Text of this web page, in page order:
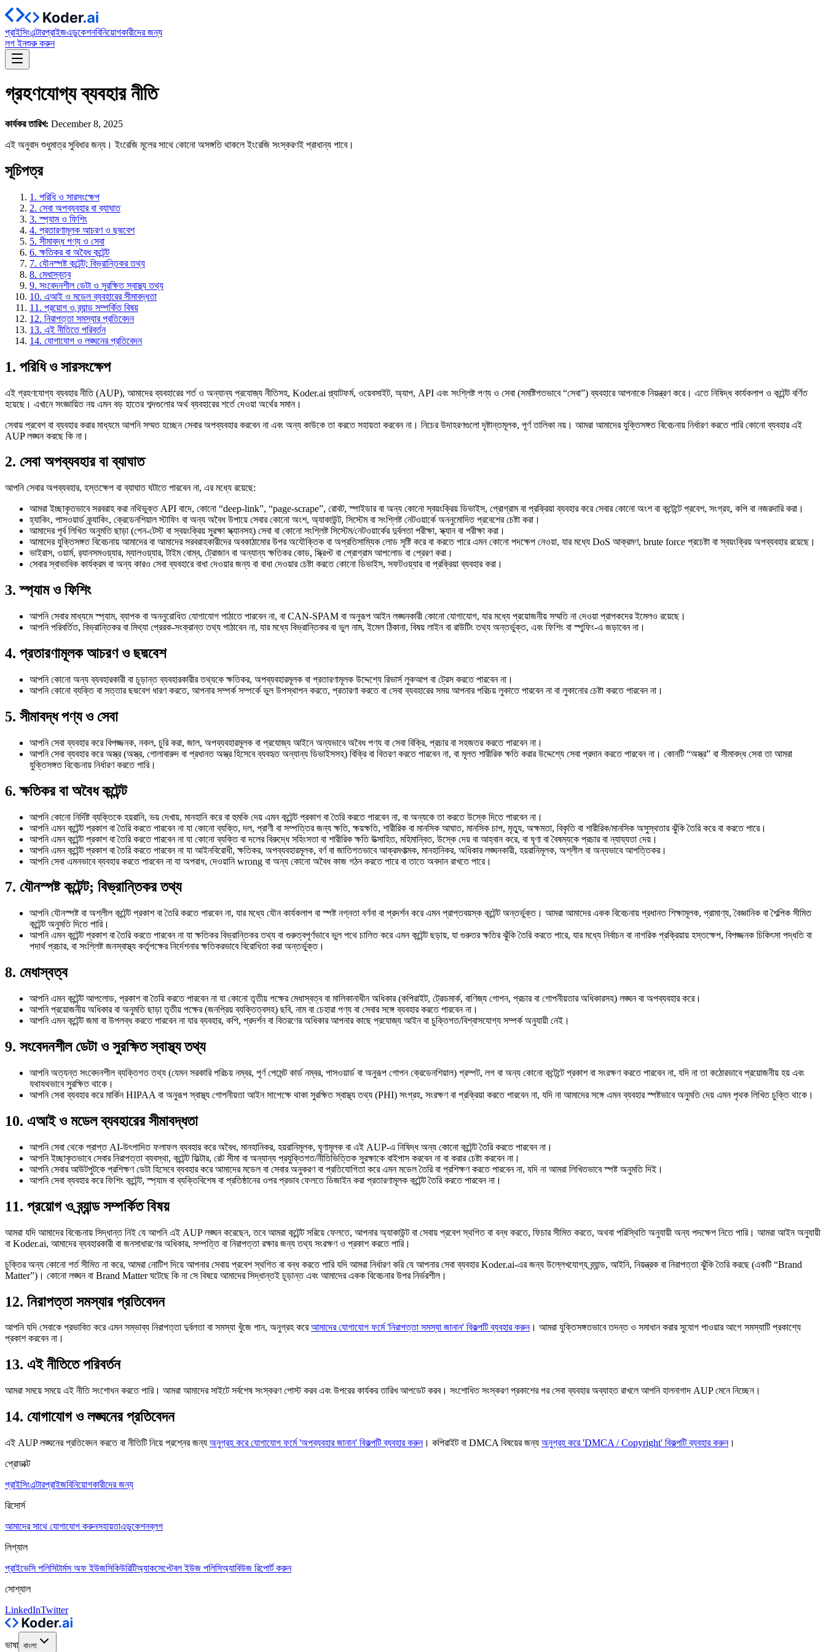
প্রাইসিংএন্টারপ্রাইজএডুকেশনবিনিয়োগকারীদের জন্য
লগ ইনশুরু করুন
গ্রহণযোগ্য ব্যবহার নীতি
কার্যকর তারিখ: December 8, 2025
এই অনুবাদ শুধুমাত্র সুবিধার জন্য। ইংরেজি মূলের সাথে কোনো অসঙ্গতি থাকলে ইংরেজি সংস্করণই প্রাধান্য পাবে।
সূচিপত্র
1. পরিধি ও সারসংক্ষেপ
2. সেবা অপব্যবহার বা ব্যাঘাত
3. স্প্যাম ও ফিশিং
4. প্রতারণামূলক আচরণ ও ছদ্মবেশ
5. সীমাবদ্ধ পণ্য ও সেবা
6. ক্ষতিকর বা অবৈধ কন্টেন্ট
7. যৌনস্পষ্ট কন্টেন্ট; বিভ্রান্তিকর তথ্য
8. মেধাস্বত্ব
9. সংবেদনশীল ডেটা ও সুরক্ষিত স্বাস্থ্য তথ্য
10. এআই ও মডেল ব্যবহারের সীমাবদ্ধতা
11. প্রয়োগ ও ব্র্যান্ড সম্পর্কিত বিষয়
12. নিরাপত্তা সমস্যার প্রতিবেদন
13. এই নীতিতে পরিবর্তন
14. যোগাযোগ ও লঙ্ঘনের প্রতিবেদন
1. পরিধি ও সারসংক্ষেপ
এই গ্রহণযোগ্য ব্যবহার নীতি (AUP), আমাদের ব্যবহারের শর্ত ও অন্যান্য প্রযোজ্য নীতিসহ, Koder.ai প্ল্যাটফর্ম, ওয়েবসাইট, অ্যাপ, API এবং সংশ্লিষ্ট পণ্য ও সেবা (সমষ্টিগতভাবে “সেবা”) ব্যবহারে আপনাকে নিয়ন্ত্রণ করে। এতে নিষিদ্ধ কার্যকলাপ ও কন্টেন্ট বর্ণিত
হয়েছে। এখানে সংজ্ঞায়িত নয় এমন বড় হাতের শব্দগুলোর অর্থ ব্যবহারের শর্তে দেওয়া অর্থের সমান।
সেবায় প্রবেশ বা ব্যবহার করার মাধ্যমে আপনি সম্মত হচ্ছেন সেবার অপব্যবহার করবেন না এবং অন্য কাউকে তা করতে সহায়তা করবেন না। নিচের উদাহরণগুলো দৃষ্টান্তমূলক, পূর্ণ তালিকা নয়। আমরা আমাদের যুক্তিসঙ্গত বিবেচনায় নির্ধারণ করতে পারি কোনো ব্যবহার এই
AUP লঙ্ঘন করছে কি না।
2. সেবা অপব্যবহার বা ব্যাঘাত
আপনি সেবার অপব্যবহার, হস্তক্ষেপ বা ব্যাঘাত ঘটাতে পারবেন না, এর মধ্যে রয়েছে:
আমরা ইচ্ছাকৃতভাবে সরবরাহ করা নথিভুক্ত API বাদে, কোনো “deep-link”, “page-scrape”, রোবট, স্পাইডার বা অন্য কোনো স্বয়ংক্রিয় ডিভাইস, প্রোগ্রাম বা প্রক্রিয়া ব্যবহার করে সেবার কোনো অংশ বা কন্টেন্টে প্রবেশ, সংগ্রহ, কপি বা নজরদারি করা।
হ্যাকিং, পাসওয়ার্ড ক্র্যাকিং, ক্রেডেনশিয়াল স্টাফিং বা অন্য অবৈধ উপায়ে সেবার কোনো অংশ, অ্যাকাউন্ট, সিস্টেম বা সংশ্লিষ্ট নেটওয়ার্কে অননুমোদিত প্রবেশের চেষ্টা করা।
আমাদের পূর্ব লিখিত অনুমতি ছাড়া (পেন-টেস্ট বা স্বয়ংক্রিয় সুরক্ষা স্ক্যানসহ) সেবা বা কোনো সংশ্লিষ্ট সিস্টেম/নেটওয়ার্কের দুর্বলতা পরীক্ষা, স্ক্যান বা পরীক্ষা করা।
আমাদের যুক্তিসঙ্গত বিবেচনায় আমাদের বা আমাদের সরবরাহকারীদের অবকাঠামোর উপর অযৌক্তিক বা অপ্রতিসাম্যিক লোড সৃষ্টি করে বা করতে পারে এমন কোনো পদক্ষেপ নেওয়া, যার মধ্যে DoS আক্রমণ, brute force প্রচেষ্টা বা স্বয়ংক্রিয় অপব্যবহার রয়েছে।
ভাইরাস, ওয়ার্ম, র‍্যানসমওয়্যার, ম্যালওয়্যার, টাইম বোম্ব, ট্রোজান বা অন্যান্য ক্ষতিকর কোড, স্ক্রিপ্ট বা প্রোগ্রাম আপলোড বা প্রেরণ করা।
সেবার স্বাভাবিক কার্যক্রম বা অন্য কারও সেবা ব্যবহারে বাধা দেওয়ার জন্য বা বাধা দেওয়ার চেষ্টা করতে কোনো ডিভাইস, সফটওয়্যার বা প্রক্রিয়া ব্যবহার করা।
3. স্প্যাম ও ফিশিং
আপনি সেবার মাধ্যমে স্প্যাম, ব্যাপক বা অননুরোধিত যোগাযোগ পাঠাতে পারবেন না, বা CAN-SPAM বা অনুরূপ আইন লঙ্ঘনকারী কোনো যোগাযোগ, যার মধ্যে প্রয়োজনীয় সম্মতি না দেওয়া প্রাপকদের ইমেলও রয়েছে।
আপনি পরিবর্তিত, বিভ্রান্তিকর বা মিথ্যা প্রেরক-সংক্রান্ত তথ্য পাঠাবেন না, যার মধ্যে বিভ্রান্তিকর বা ভুল নাম, ইমেল ঠিকানা, বিষয় লাইন বা রাউটিং তথ্য অন্তর্ভুক্ত, এবং ফিশিং বা স্পুফিং-এ জড়াবেন না।
4. প্রতারণামূলক আচরণ ও ছদ্মবেশ
আপনি কোনো অন্য ব্যবহারকারী বা চূড়ান্ত ব্যবহারকারীর তথ্যকে ক্ষতিকর, অপব্যবহারমূলক বা প্রতারণামূলক উদ্দেশ্যে রিভার্স লুকআপ বা ট্রেস করতে পারবেন না।
আপনি কোনো ব্যক্তি বা সত্তার ছদ্মবেশ ধারণ করতে, আপনার সম্পর্ক সম্পর্কে ভুল উপস্থাপন করতে, প্রতারণা করতে বা সেবা ব্যবহারের সময় আপনার পরিচয় লুকাতে পারবেন না বা লুকানোর চেষ্টা করতে পারবেন না।
5. সীমাবদ্ধ পণ্য ও সেবা
আপনি সেবা ব্যবহার করে বিপজ্জনক, নকল, চুরি করা, জাল, অপব্যবহারমূলক বা প্রযোজ্য আইনে অন্যভাবে অবৈধ পণ্য বা সেবা বিক্রি, প্রচার বা সহজতর করতে পারবেন না।
আপনি সেবা ব্যবহার করে অস্ত্র (অস্ত্র, গোলাবারুদ বা প্রধানত অস্ত্র হিসেবে ব্যবহৃত অন্যান্য ডিভাইসসহ) বিক্রি বা বিতরণ করতে পারবেন না, বা মূলত শারীরিক ক্ষতি করার উদ্দেশ্যে সেবা প্রদান করতে পারবেন না। কোনটি “অস্ত্র” বা সীমাবদ্ধ সেবা তা আমরা
যুক্তিসঙ্গত বিবেচনায় নির্ধারণ করতে পারি।
6. ক্ষতিকর বা অবৈধ কন্টেন্ট
আপনি কোনো নির্দিষ্ট ব্যক্তিকে হয়রানি, ভয় দেখায়, মানহানি করে বা হুমকি দেয় এমন কন্টেন্ট প্রকাশ বা তৈরি করতে পারবেন না, বা অন্যকে তা করতে উস্কে দিতে পারবেন না।
আপনি এমন কন্টেন্ট প্রকাশ বা তৈরি করতে পারবেন না যা কোনো ব্যক্তি, দল, প্রাণী বা সম্পত্তির জন্য ক্ষতি, ক্ষয়ক্ষতি, শারীরিক বা মানসিক আঘাত, মানসিক চাপ, মৃত্যু, অক্ষমতা, বিকৃতি বা শারীরিক/মানসিক অসুস্থতার ঝুঁকি তৈরি করে বা করতে পারে।
আপনি এমন কন্টেন্ট প্রকাশ বা তৈরি করতে পারবেন না যা কোনো ব্যক্তি বা দলের বিরুদ্ধে সহিংসতা বা শারীরিক ক্ষতি উত্সাহিত, মহিমান্বিত, উস্কে দেয় বা আহ্বান করে, বা ঘৃণা বা বৈষম্যকে প্রচার বা ন্যায্যতা দেয়।
আপনি এমন কন্টেন্ট প্রকাশ বা তৈরি করতে পারবেন না যা আইনবিরোধী, ক্ষতিকর, অপব্যবহারমূলক, বর্ণ বা জাতিগতভাবে আক্রমণাত্মক, মানহানিকর, অধিকার লঙ্ঘনকারী, হয়রানিমূলক, অশ্লীল বা অন্যভাবে আপত্তিকর।
আপনি সেবা এমনভাবে ব্যবহার করতে পারবেন না যা অপরাধ, দেওয়ানি wrong বা অন্য কোনো অবৈধ কাজ গঠন করতে পারে বা তাতে অবদান রাখতে পারে।
7. যৌনস্পষ্ট কন্টেন্ট; বিভ্রান্তিকর তথ্য
আপনি যৌনস্পষ্ট বা অশ্লীল কন্টেন্ট প্রকাশ বা তৈরি করতে পারবেন না, যার মধ্যে যৌন কার্যকলাপ বা স্পষ্ট নগ্নতা বর্ণনা বা প্রদর্শন করে এমন প্রাপ্তবয়স্ক কন্টেন্ট অন্তর্ভুক্ত। আমরা আমাদের একক বিবেচনায় প্রধানত শিক্ষামূলক, প্রামাণ্য, বৈজ্ঞানিক বা শৈল্পিক সীমিত
কন্টেন্ট অনুমতি দিতে পারি।
আপনি এমন কন্টেন্ট প্রকাশ বা তৈরি করতে পারবেন না যা ক্ষতিকর বিভ্রান্তিকর তথ্য বা গুরুত্বপূর্ণভাবে ভুল পথে চালিত করে এমন কন্টেন্ট ছড়ায়, যা গুরুতর ক্ষতির ঝুঁকি তৈরি করতে পারে, যার মধ্যে নির্বাচন বা নাগরিক প্রক্রিয়ায় হস্তক্ষেপ, বিপজ্জনক চিকিৎসা পদ্ধতি বা
পদার্থ প্রচার, বা সংশ্লিষ্ট জনস্বাস্থ্য কর্তৃপক্ষের নির্দেশনার ক্ষতিকরভাবে বিরোধিতা করা অন্তর্ভুক্ত।
8. মেধাস্বত্ব
আপনি এমন কন্টেন্ট আপলোড, প্রকাশ বা তৈরি করতে পারবেন না যা কোনো তৃতীয় পক্ষের মেধাস্বত্ব বা মালিকানাধীন অধিকার (কপিরাইট, ট্রেডমার্ক, বাণিজ্য গোপন, প্রচার বা গোপনীয়তার অধিকারসহ) লঙ্ঘন বা অপব্যবহার করে।
আপনি প্রয়োজনীয় অধিকার বা অনুমতি ছাড়া তৃতীয় পক্ষের (জনপ্রিয় ব্যক্তিত্বসহ) ছবি, নাম বা চেহারা পণ্য বা সেবার সঙ্গে ব্যবহার করতে পারবেন না।
আপনি এমন কন্টেন্ট জমা বা উপলব্ধ করতে পারবেন না যার ব্যবহার, কপি, প্রদর্শন বা বিতরণের অধিকার আপনার কাছে প্রযোজ্য আইন বা চুক্তিগত/বিশ্বাসযোগ্য সম্পর্ক অনুযায়ী নেই।
9. সংবেদনশীল ডেটা ও সুরক্ষিত স্বাস্থ্য তথ্য
আপনি অত্যন্ত সংবেদনশীল ব্যক্তিগত তথ্য (যেমন সরকারি পরিচয় নম্বর, পূর্ণ পেমেন্ট কার্ড নম্বর, পাসওয়ার্ড বা অনুরূপ গোপন ক্রেডেনশিয়াল) প্রম্পট, লগ বা অন্য কোনো কন্টেন্টে প্রকাশ বা সংরক্ষণ করতে পারবেন না, যদি না তা কঠোরভাবে প্রয়োজনীয় হয় এবং
যথাযথভাবে সুরক্ষিত থাকে।
আপনি সেবা ব্যবহার করে মার্কিন HIPAA বা অনুরূপ স্বাস্থ্য গোপনীয়তা আইন সাপেক্ষে থাকা সুরক্ষিত স্বাস্থ্য তথ্য (PHI) সংগ্রহ, সংরক্ষণ বা প্রক্রিয়া করতে পারবেন না, যদি না আমাদের সঙ্গে এমন ব্যবহার স্পষ্টভাবে অনুমতি দেয় এমন পৃথক লিখিত চুক্তি থাকে।
10. এআই ও মডেল ব্যবহারের সীমাবদ্ধতা
আপনি সেবা থেকে প্রাপ্ত AI-উৎপাদিত ফলাফল ব্যবহার করে অবৈধ, মানহানিকর, হয়রানিমূলক, ঘৃণামূলক বা এই AUP-এ নিষিদ্ধ অন্য কোনো কন্টেন্ট তৈরি করতে পারবেন না।
আপনি ইচ্ছাকৃতভাবে সেবার নিরাপত্তা ব্যবস্থা, কন্টেন্ট ফিল্টার, রেট সীমা বা অন্যান্য প্রযুক্তিগত/নীতিভিত্তিক সুরক্ষাকে বাইপাস করবেন না বা করার চেষ্টা করবেন না।
আপনি সেবার আউটপুটকে প্রশিক্ষণ ডেটা হিসেবে ব্যবহার করে আমাদের মডেল বা সেবার অনুকরণ বা প্রতিযোগিতা করে এমন মডেল তৈরি বা প্রশিক্ষণ করতে পারবেন না, যদি না আমরা লিখিতভাবে স্পষ্ট অনুমতি দিই।
আপনি সেবা ব্যবহার করে ফিশিং কন্টেন্ট, স্প্যাম বা ব্যক্তিবিশেষ বা প্রতিষ্ঠানের ওপর প্রভাব ফেলতে ডিজাইন করা প্রতারণামূলক কন্টেন্ট তৈরি করতে পারবেন না।
11. প্রয়োগ ও ব্র্যান্ড সম্পর্কিত বিষয়
আমরা যদি আমাদের বিবেচনায় সিদ্ধান্ত নিই যে আপনি এই AUP লঙ্ঘন করেছেন, তবে আমরা কন্টেন্ট সরিয়ে ফেলতে, আপনার অ্যাকাউন্ট বা সেবায় প্রবেশ স্থগিত বা বন্ধ করতে, ফিচার সীমিত করতে, অথবা পরিস্থিতি অনুযায়ী অন্য পদক্ষেপ নিতে পারি। আমরা আইন অনুযায়ী
বা Koder.ai, আমাদের ব্যবহারকারী বা জনসাধারণের অধিকার, সম্পত্তি বা নিরাপত্তা রক্ষার জন্য তথ্য সংরক্ষণ ও প্রকাশ করতে পারি।
চুক্তির অন্য কোনো শর্ত সীমিত না করে, আমরা নোটিশ দিয়ে আপনার সেবায় প্রবেশ স্থগিত বা বন্ধ করতে পারি যদি আমরা নির্ধারণ করি যে আপনার সেবা ব্যবহার Koder.ai-এর জন্য উল্লেখযোগ্য ব্র্যান্ড, আইনি, নিয়ন্ত্রক বা নিরাপত্তা ঝুঁকি তৈরি করছে (একটি “Brand
Matter”)। কোনো লঙ্ঘন বা Brand Matter ঘটেছে কি না সে বিষয়ে আমাদের সিদ্ধান্তই চূড়ান্ত এবং আমাদের একক বিবেচনার উপর নির্ভরশীল।
12. নিরাপত্তা সমস্যার প্রতিবেদন
আপনি যদি সেবাকে প্রভাবিত করে এমন সম্ভাব্য নিরাপত্তা দুর্বলতা বা সমস্যা খুঁজে পান, অনুগ্রহ করেআমাদের যোগাযোগ ফর্মে 'নিরাপত্তা সমস্যা জানান' বিকল্পটি ব্যবহার করুন। আমরা যুক্তিসঙ্গতভাবে তদন্ত ও সমাধান করার সুযোগ পাওয়ার আগে সমস্যাটি প্রকাশ্যে
প্রকাশ করবেন না।
13. এই নীতিতে পরিবর্তন
আমরা সময়ে সময়ে এই নীতি সংশোধন করতে পারি। আমরা আমাদের সাইটে সর্বশেষ সংস্করণ পোস্ট করব এবং উপরের কার্যকর তারিখ আপডেট করব। সংশোধিত সংস্করণ প্রকাশের পর সেবা ব্যবহার অব্যাহত রাখলে আপনি হালনাগাদ AUP মেনে নিচ্ছেন।
14. যোগাযোগ ও লঙ্ঘনের প্রতিবেদন
এই AUP লঙ্ঘনের প্রতিবেদন করতে বা নীতিটি নিয়ে প্রশ্নের জন্য অনুগ্রহ করে যোগাযোগ ফর্মে 'অপব্যবহার জানান' বিকল্পটি ব্যবহার করুন। কপিরাইট বা DMCA বিষয়ের জন্য অনুগ্রহ করে 'DMCA / Copyright' বিকল্পটি ব্যবহার করুন।
প্রোডাক্ট
প্রাইসিংএন্টারপ্রাইজবিনিয়োগকারীদের জন্য
রিসোর্স
আমাদের সাথে যোগাযোগ করুনসহায়তাএডুকেশনব্লগ
লিগ্যাল
প্রাইভেসি পলিসিটার্মস অফ ইউজসিকিউরিটিঅ্যাকসেপ্টেবল ইউজ পলিসিঅ্যাবিউজ রিপোর্ট করুন
সোশ্যাল
LinkedInTwitter
ভাষা বাংলা